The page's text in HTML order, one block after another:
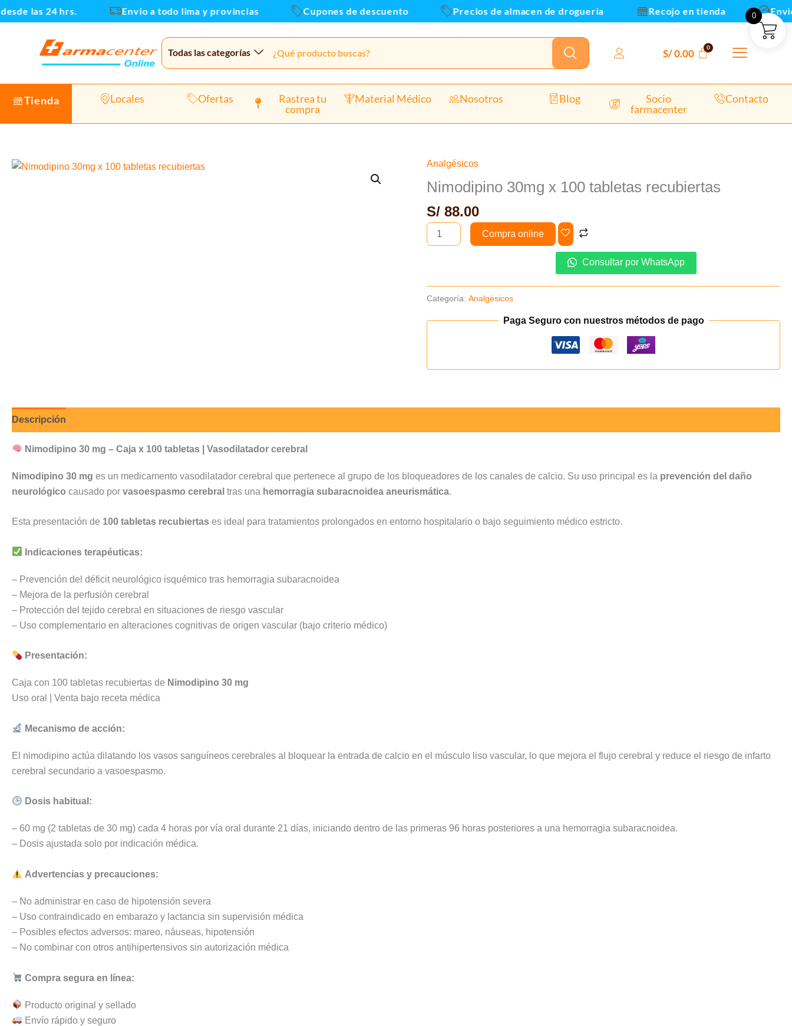
Ir
al
las 24 hrs. Envio a todo lima y provincias Cupones de descuento Precios de almacen de drogueria Recojo en tienda
Todas las categorías S/0.00
Tienda Locales Ofertas
Rastrea tu
compra
Material Médico Nosotros Blog
Socio
farmacenter
Contacto
Analgésicos
Nimodipino 30mg x 100 tabletas recubiertas
S/ 88.00
Nimodipino
30mg
100
tabletas
recubiertas
Compra online
Consultar por WhatsApp
Categoría:Analgésicos
Paga Seguro con nuestros métodos de pago
Descripción
Nimodipino 30 mg – Caja x 100 tabletas | Vasodilatador cerebral
Nimodipino 30 mg es un medicamento vasodilatador cerebral que pertenece al grupo de los bloqueadores de los canales de calcio. Su uso principal es la prevención del daño
neurológico causado por vasoespasmo cerebral tras una hemorragia subaracnoidea aneurismática.
Esta presentación de 100 tabletas recubiertas es ideal para tratamientos prolongados en entorno hospitalario o bajo seguimiento médico estricto.
Indicaciones terapéuticas:
– Prevención del déficit neurológico isquémico tras hemorragia subaracnoidea
– Mejora de la perfusión cerebral
– Protección del tejido cerebral en situaciones de riesgo vascular
– Uso complementario en alteraciones cognitivas de origen vascular (bajo criterio médico)
Presentación:
Caja con 100 tabletas recubiertas de Nimodipino 30 mg
Uso oral | Venta bajo receta médica
Mecanismo de acción:
El nimodipino actúa dilatando los vasos sanguíneos cerebrales al bloquear la entrada de calcio en el músculo liso vascular, lo que mejora el flujo cerebral y reduce el riesgo de infarto
cerebral secundario a vasoespasmo.
Dosis habitual:
– 60 mg (2 tabletas de 30 mg) cada 4 horas por vía oral durante 21 días, iniciando dentro de las primeras 96 horas posteriores a una hemorragia subaracnoidea.
– Dosis ajustada solo por indicación médica.
Advertencias y precauciones:
– No administrar en caso de hipotensión severa
– Uso contraindicado en embarazo y lactancia sin supervisión médica
– Posibles efectos adversos: mareo, náuseas, hipotensión
– No combinar con otros antihipertensivos sin autorización médica
Compra segura en línea:
Producto original y sellado
Envío rápido y seguro
0